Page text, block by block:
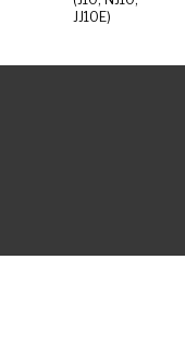
JJ10E)